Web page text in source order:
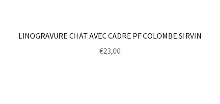
LINOGRAVURE CHAT AVEC CADRE PF COLOMBE SIRVIN
€23,00